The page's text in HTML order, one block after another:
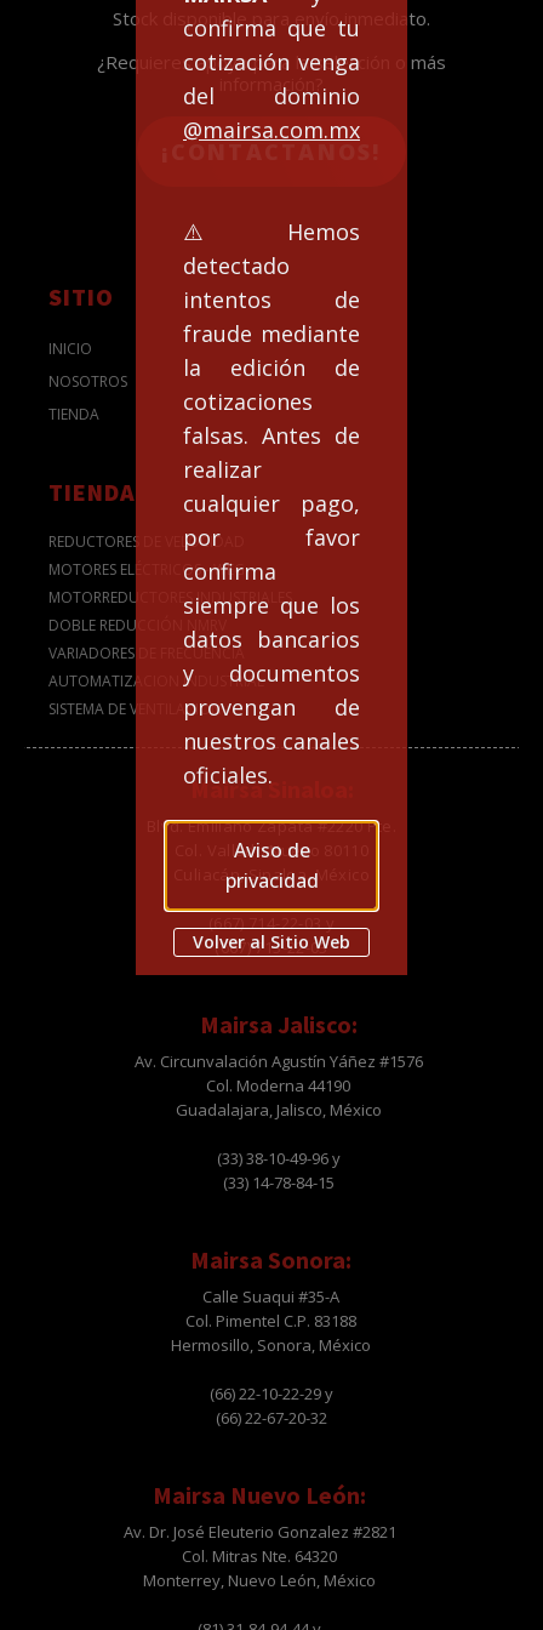
confirma que tu
cotización venga
del dominio
@mairsa.com.mx
⚠️Hemos
detectado
intentos de
fraude mediante
la edición de
cotizaciones
falsas. Antes de
realizar
cualquier pago,
por favor
confirma
siempre que los
datos bancarios
y documentos
provengan de
nuestros canales
oficiales.
Aviso de
privacidad
Volver al Sitio Web
Stock disponible para envío inmediato.
¿Requieres apoyo para la selección o más
información?
SITIO
INICIO
NOSOTROS
TIENDA
TIENDA
REDUCTORES DE VELOCIDAD
MOTORES ELÉCTRICOS - WEG
MOTORREDUCTORES INDUSTRIALES
DOBLE REDUCCIÓN NMRV
VARIADORES DE FRECUENCIA
AUTOMATIZACION INDUSTRIAL
SISTEMA DE VENTILACION
Mairsa Sinaloa:
Blvd. Emiliano Zapata #2220 Pte.
Col. Vallado Nuevo 80110
Culiacán, Sinaloa, México
(667) 714-22-03 y
(667) 713-22-03
Mairsa Jalisco:
Av. Circunvalación Agustín Yáñez #1576
Col. Moderna 44190
Guadalajara, Jalisco, México
(33) 38-10-49-96 y
(33) 14-78-84-15
Mairsa Sonora:
Calle Suaqui #35-A
Col. Pimentel C.P. 83188
Hermosillo, Sonora, México
(66) 22-10-22-29 y
(66) 22-67-20-32
Mairsa Nuevo León:
Av. Dr. José Eleuterio Gonzalez #2821
Col. Mitras Nte. 64320
Monterrey, Nuevo León, México